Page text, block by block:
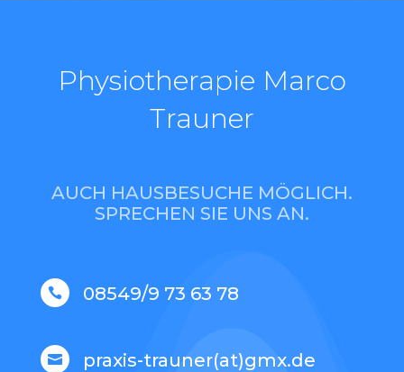
Physiotherapie Marco
Trauner
AUCH HAUSBESUCHE MÖGLICH.
SPRECHEN SIE UNS AN.
 08549/9 73 63 78
 praxis-trauner(at)gmx.de